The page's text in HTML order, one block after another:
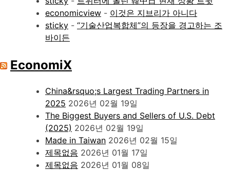
economicview - 이것은 지브리가 아니다
sticky - “기술산업복합체”의 등장을 경고하는 조
바이든
EconomiX
China&rsquo;s Largest Trading Partners in
2025 2026년 02월 19일
The Biggest Buyers and Sellers of U.S. Debt
(2025) 2026년 02월 19일
Made in Taiwan 2026년 02월 15일
제목없음 2026년 01월 17일
제목없음 2026년 01월 08일